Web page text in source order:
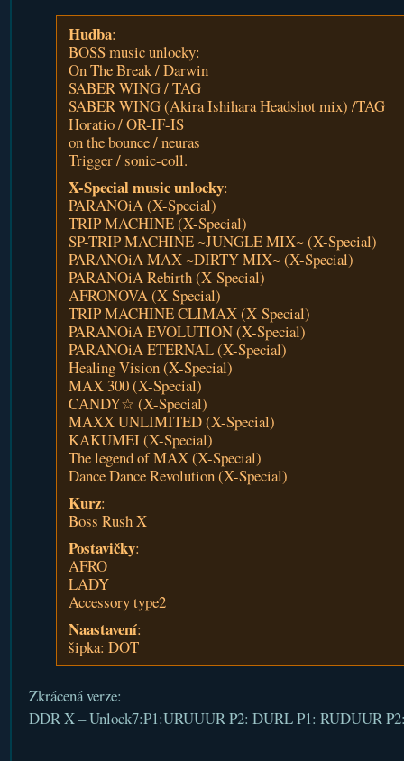
Hudba:
BOSS music unlocky:
On The Break / Darwin
SABER WING / TAG
SABER WING (Akira Ishihara Headshot mix) /TAG
Horatio / OR-IF-IS
on the bounce / neuras
Trigger / sonic-coll.
X-Special music unlocky:
PARANOiA (X-Special)
TRIP MACHINE (X-Special)
SP-TRIP MACHINE ~JUNGLE MIX~ (X-Special)
PARANOiA MAX ~DIRTY MIX~ (X-Special)
PARANOiA Rebirth (X-Special)
AFRONOVA (X-Special)
TRIP MACHINE CLIMAX (X-Special)
PARANOiA EVOLUTION (X-Special)
PARANOiA ETERNAL (X-Special)
Healing Vision (X-Special)
MAX 300 (X-Special)
CANDY☆ (X-Special)
MAXX UNLIMITED (X-Special)
KAKUMEI (X-Special)
The legend of MAX (X-Special)
Dance Dance Revolution (X-Special)
Kurz:
Boss Rush X
Postavičky:
AFRO
LADY
Accessory type2
Naastavení:
šipka: DOT
Zkrácená verze:
DDR X – Unlock7:P1:URUUUR P2: DURL P1: RUDUUR